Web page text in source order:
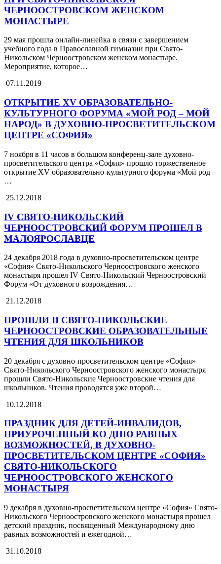
ЧЕРНООСТРОВСКОМ ЖЕНСКОМ
МОНАСТЫРЕ
29 мая прошла онлайн-линейка в связи с завершением
учебного года в Православной гимназии при Свято-
Никольском Черноостровском женском монастыре.
Мероприятие, которое…
07.11.2019
ОТКРЫТИЕ XV ОБРАЗОВАТЕЛЬНО-
КУЛЬТУРНОГО ФОРУМА «МОЙ РОД – МОЙ
НАРОД» В ДУХОВНО-ПРОСВЕТИТЕЛЬСКОМ
ЦЕНТРЕ «СОФИЯ»
7 ноября в 11 часов в большом конференц-зале духовно-
просветительского центра «София» прошло торжественное
открытие XV образовательно-культурного форума «Мой род –
…
25.12.2018
IV СВЯТО-НИКОЛЬСКИЙ
ЧЕРНООСТРОВСКИЙ ФОРУМ ПРОШЕЛ В
МАЛОЯРОСЛАВЦЕ
24 декабря 2018 года в духовно-просветительском центре
«София» Свято-Никольского Черноостровского женского
монастыря прошел IV Свято-Никольский Черноостровский
Форум «От духовного возрождения…
21.12.2018
ПРОШЛИ II СВЯТО-НИКОЛЬСКИЕ
ЧЕРНООСТРОВСКИЕ ОБРАЗОВАТЕЛЬНЫЕ
ЧТЕНИЯ ДЛЯ ШКОЛЬНИКОВ
20 декабря с духовно-просветительском центре «София»
Свято-Никольского Черноостровского женского монастыря
прошли Свято-Никольские Черноостровские чтения для
школьников. Чтения проводятся уже второй…
10.12.2018
ПРАЗДНИК ДЛЯ ДЕТЕЙ-ИНВАЛИДОВ,
ПРИУРОЧЕННЫЙ КО ДНЮ РАВНЫХ
ВОЗМОЖНОСТЕЙ, В ДУХОВНО-
ПРОСВЕТИТЕЛЬСКОМ ЦЕНТРЕ «СОФИЯ»
СВЯТО-НИКОЛЬСКОГО
ЧЕРНООСТРОВСКОГО ЖЕНСКОГО
МОНАСТЫРЯ
9 декабря в духовно-просветительском центре «София» Свято-
Никольского Черноостровского женского монастыря прошел
детский праздник, посвященный Международному дню
равных возможностей и ежегодной…
31.10.2018